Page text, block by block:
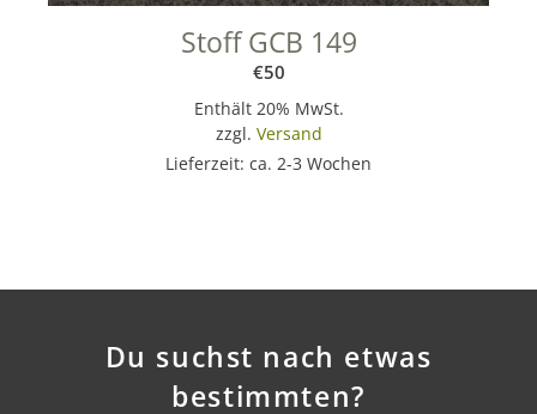
Stoff GCB 149
€50
Enthält 20% MwSt.
zzgl. Versand
Lieferzeit: ca. 2-3 Wochen
Du suchst nach etwas
bestimmten?